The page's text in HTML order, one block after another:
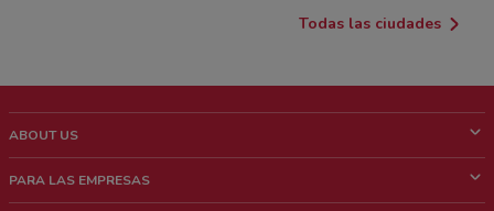
Todas las ciudades
ABOUT US
¿Quiénes Somos?
PARA LAS EMPRESAS